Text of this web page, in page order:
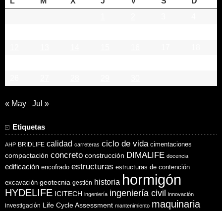
« May Jul »
Etiquetas
AHP BRIDLIFE calidad carreteras ciclo de vida cimentaciones
compactación concreto construcción DIMALIFE docencia
edificación encofrado estructuras estructuras de contención
excavación geotecnia gestión historia hormigón
HYDELIFE ICITECH ingeniería ingeniería civil innovación
investigación Life Cycle Assessment mantenimiento maquinaria